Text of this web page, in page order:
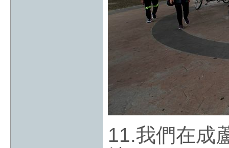
11.我們在成